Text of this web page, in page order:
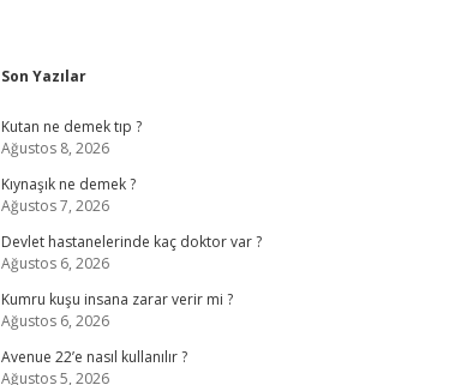
Sidebar
Son Yazılar
Kutan ne demek tıp ?
Ağustos 8, 2026
Kıynaşık ne demek ?
Ağustos 7, 2026
Devlet hastanelerinde kaç doktor var ?
Ağustos 6, 2026
Kumru kuşu insana zarar verir mi ?
Ağustos 6, 2026
Avenue 22’e nasıl kullanılır ?
Ağustos 5, 2026